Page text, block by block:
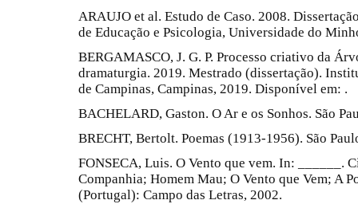
ARAUJO et al. Estudo de Caso. 2008.
de Educação e Psicologia, Universidade do
BERGAMASCO, J. G. P. Processo criativo da
dramaturgia. 2019. Mestrado (dissertação).
de Campinas, Campinas, 2019. Disponível em: .
BACHELARD, Gaston. O Ar e os Sonhos. São
BRECHT, Bertolt. Poemas (1913-1956). São
FONSECA, Luis. O Vento que vem. In: ______.
Companhia; Homem Mau; O Vento que Vem; A
(Portugal): Campo das Letras, 2002.